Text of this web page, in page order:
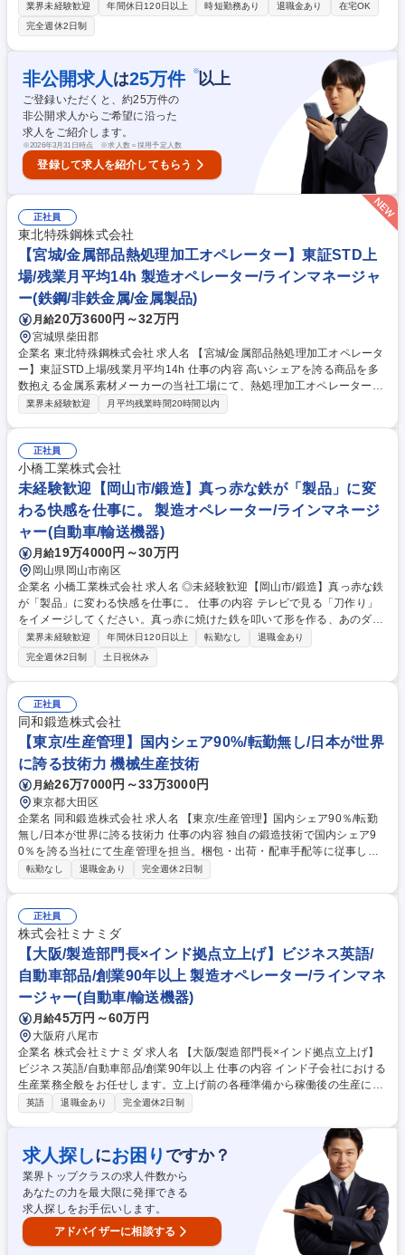
くモノ(自動車・建設機械等)を内部から力強く支える当社にて【安全衛生
(本社勤務)】業務をお任せします。 ★安全衛生業務とは：全社の社員がケ
ガ無く安全に働ける仕組みやルール作り、教育プログラムを企画していく
業務です。社内でのコミュニケーション能力や社内への情報浸透の企画な
どこなせる方は早期キャッチアップ可能です！ 【詳細】■全社的な安全衛
生、健康経営の企画及び運用業務全般■各種法令改正対応(法令改正への対
応及びそれに伴う施策や企画立案、展開)■安全衛生、健康に関わる教育な
ど 募集職種 【横浜/安全衛生】★未経験×office365経験からキャリア構築/
いすゞ自動車G◎
業界未経験歓迎 年間休日120日以上 時短勤務あり 退職金あり
在宅OK
完全週休2日制
非公開求人 は25万件 ※以上
ご登録いただくと、約25万件の
非公開求人からご希望に沿った
求人をご紹介します。
※2026年3月31日時点 ※求人数＝採用予定人数
登録して求人を紹介してもらう
正社員
東北特殊鋼株式会社
【宮城/金属部品熱処理加工オペレーター】東証STD上
場/残業月平均14h 製造オペレーター/ラインマネージャ
ー(鉄鋼/非鉄金属/金属製品)
月給20万3600円～32万円
宮城県柴田郡
企業名 東北特殊鋼株式会社 求人名 【宮城/金属部品熱処理加工オペレータ
ー】東証STD上場/残業月平均14h 仕事の内容 高いシェアを誇る商品を多
数抱える金属系素材メーカーの当社工場にて、熱処理加工オペレーターと
して勤務いただきます。【取引先企業】株式会社デンソー、Astemo株式
を中心とした業務を担当していただきます。 【業務詳細】 金属製品の熱
処理作業/ 製品の運搬や整列作業/ 熱処理装置の操作/ 製品検査（機器使用
検査、目視検査）/ 梱包作業 /作業改善活動 など ※業務内容の変更範囲：
当社規定に準ずる業務 募集職種 【宮城/金属部品熱処理加工オペレータ
ー】東証STD上場/残業月平均14h
業界未経験歓迎 月平均残業時間20時間以内
正社員
小橋工業株式会社
未経験歓迎【岡山市/鍛造】真っ赤な鉄が「製品」に変
わる快感を仕事に。 製造オペレーター/ラインマネージ
ャー(自動車/輸送機器)
月給19万4000円～30万円
岡山県岡山市南区
企業名 小橋工業株式会社 求人名 ◎未経験歓迎【岡山市/鍛造】真っ赤な鉄
が「製品」に変わる快感を仕事に。 仕事の内容 テレビで見る「刀作り」
をイメージしてください。真っ赤に焼けた鉄を叩いて形を作る、あのダイ
ナミックな作業を、最新の大きなプレス機を使って行うのがあなたの役割
です。 ■プレス加工（形を作る）/高温で柔らかくなった鉄を機械で圧力を
かけ、力強く形を整えていきます。 ■金型の準備（型を変える）/製品の種
類に合わせて、プレス機の「型」を付け替えます。数名のチームで協力し
て行うので、一人で抱え込むことはありません。 ■仕上げの微調整（美し
く整える）/削り機を使って細かな形を整えたり、測定器を使って「ズレが
ないか」を確認します。 募集職種 ◎未経験歓迎【岡山市/鍛造】真っ赤な
鉄が「製品」に変わる快感を仕事に。
業界未経験歓迎 年間休日120日以上 転勤なし
退職金あり
完全週休2日制
土日祝休み
正社員
同和鍛造株式会社
【東京/生産管理】国内シェア90%/転勤無し/日本が世界
に誇る技術力 機械生産技術
月給26万7000円～33万3000円
東京都大田区
企業名 同和鍛造株式会社 求人名 【東京/生産管理】国内シェア90％/転勤
無し/日本が世界に誇る技術力 仕事の内容 独自の鍛造技術で国内シェア9
0％を誇る当社にて生産管理を担当。梱包・出荷・配車手配等に従事しま
す。日本のモノづくりを支え、現場と連携して生産体制の最適化や工程改
術の習得 ■現場要求に応じた業務推進 ■生産体制の最適化や工程改善 【仕
事の魅力】世界に誇る技術力に触れ、産業を支える実感を得られます。安
定した事業基盤のもと、専門性を磨きながら長く活躍できる環境です。 募
集職種 【東京/生産管理】国内シェア90％/転勤無し/日本が世界に誇る技術
力
転勤なし 退職金あり 完全週休2日制
正社員
株式会社ミナミダ
【大阪/製造部門長×インド拠点立上げ】ビジネス英語/
自動車部品/創業90年以上 製造オペレーター/ラインマネ
ージャー(自動車/輸送機器)
月給45万円～60万円
大阪府八尾市
企業名 株式会社ミナミダ 求人名 【大阪/製造部門長×インド拠点立上げ】
ビジネス英語/自動車部品/創業90年以上 仕事の内容 インド子会社における
生産業務全般をお任せします。立上げ前の各種準備から稼働後の生産に関
わる業務全般まで幅広く担当いただきます。業務内容の変更範囲：当社の
す。 ■立上げ前：工場、設備、人事、ISO/IATF関連の業務など ■稼働後：
生産に関わる業務全般 創業90年超の歴史を持つ当社が新たに挑むインド
進出における中心メンバーとして活躍できる環境です。 インド法人（カル
ナタカ州）への赴任を前提としています。 募集職種 【大阪/製造部門長×
インド拠点立上げ】ビジネス英語/自動車部品/創業90年以上
英語 退職金あり 完全週休2日制
求人探しにお困り ですか？
業界トップクラスの求人件数から
あなたの力を最大限に発揮できる
求人探しをお手伝いします。
アドバイザーに相談する